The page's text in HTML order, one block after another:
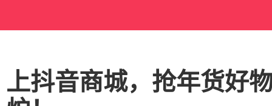
上抖音商城，抢年货好